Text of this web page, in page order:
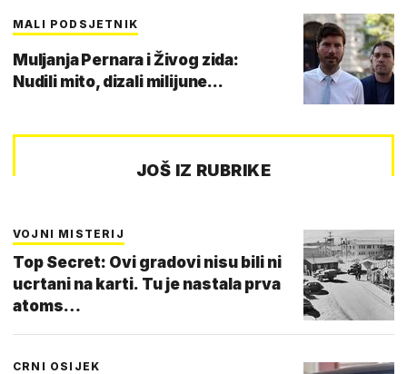
MALI PODSJETNIK
Muljanja Pernara i Živog zida:
Nudili mito, dizali milijune...
JOŠ IZ RUBRIKE
VOJNI MISTERIJ
Top Secret: Ovi gradovi nisu bili ni
ucrtani na karti. Tu je nastala prva
atoms…
CRNI OSIJEK